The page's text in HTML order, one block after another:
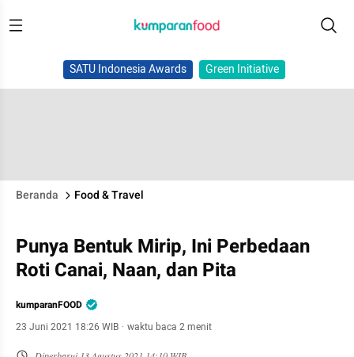
SATU Indonesia Awards Green Initiative
Beranda Food & Travel
Punya Bentuk Mirip, Ini Perbedaan
Roti Canai, Naan, dan Pita
kumparanFOOD
23 Juni 2021 18:26 WIB · waktu baca 2 menit